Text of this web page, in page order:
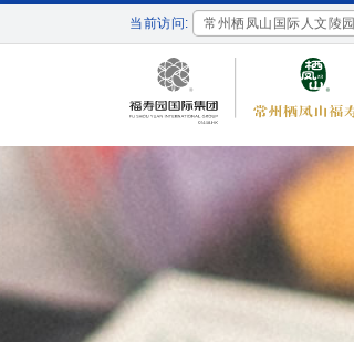
当前访问: 常州栖凤山国际人文陵园